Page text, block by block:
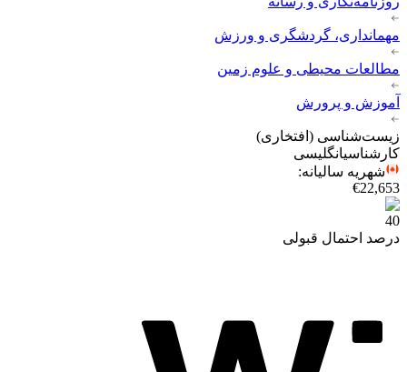
مهمانداری، گردشگری و ورزش
مطالعات محیطی و علوم زمین
آموزش و پرورش
زیست‌شناسی (افتخاری)
کارشناسیانگلیسی
شهریه سالیانه:
€22,653
40
درصد احتمال قبولی